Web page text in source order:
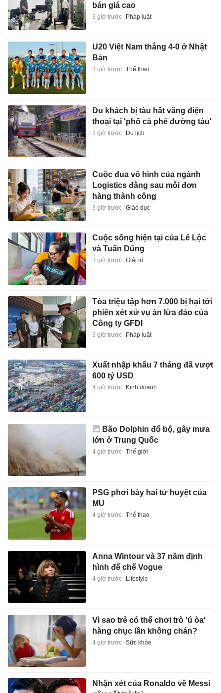
bán giá cao
3 giờ trước Pháp luật
U20 Việt Nam thắng 4-0 ở Nhật
Bản
3 giờ trước Thể thao
Du khách bị tàu hất văng điện
thoại tại 'phố cà phê đường tàu'
3 giờ trước Du lịch
Cuộc đua vô hình của ngành
Logistics đằng sau mỗi đơn
hàng thành công
3 giờ trước Giáo dục
Cuộc sống hiện tại của Lê Lộc
và Tuấn Dũng
3 giờ trước Giải trí
Tòa triệu tập hơn 7.000 bị hại tới
phiên xét xử vụ án lừa đảo của
Công ty GFDI
3 giờ trước Pháp luật
Xuất nhập khẩu 7 tháng đã vượt
600 tỷ USD
4 giờ trước Kinh doanh
Bão Dolphin đổ bộ, gây mưa
lớn ở Trung Quốc
4 giờ trước Thế giới
PSG phơi bày hai tử huyệt của
MU
4 giờ trước Thể thao
Anna Wintour và 37 năm định
hình đế chế Vogue
4 giờ trước Lifestyle
Vì sao trẻ có thể chơi trò 'ú òa'
hàng chục lần không chán?
4 giờ trước Sức khỏe
Nhận xét của Ronaldo về Messi